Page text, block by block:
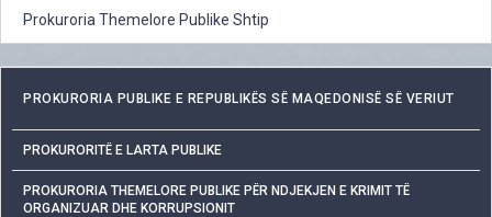
Prokuroria Themelore Publike Shtip
PROKURORIA PUBLIKE E REPUBLIKËS SË MAQEDONISË SË VERIUT
PROKURORITË E LARTA PUBLIKE
PROKURORIA THEMELORE PUBLIKE PËR NDJEKJEN E KRIMIT TË
ORGANIZUAR DHE KORRUPSIONIT